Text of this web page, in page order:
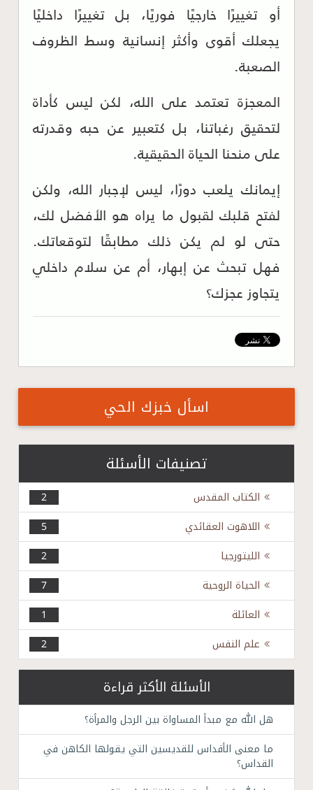
أو تغييرًا خارجيًا فوريًا، بل تغييرًا داخليًا
يجعلك أقوى وأكثر إنسانية وسط الظروف
الصعبة.
المعجزة تعتمد على الله، لكن ليس كأداة
لتحقيق رغباتنا، بل كتعبير عن حبه وقدرته
على منحنا الحياة الحقيقية.
إيمانك يلعب دورًا، ليس لإجبار الله، ولكن
لفتح قلبك لقبول ما يراه هو الأفضل لك،
حتى لو لم يكن ذلك مطابقًا لتوقعاتك.
فهل تبحث عن إبهار، أم عن سلام داخلي
يتجاوز عجزك؟
اسأل خبزك الحي
تصنيفات الأسئلة
الكتاب المقدس
2
اللاهوت العقائدي
5
الليتورجيا
2
الحياة الروحية
7
العائلة
1
علم النفس
2
الأسئلة الأكثر قراءة
هل الله مع مبدأ المساواة بين الرجل والمرأة؟
ما معنى الأقداس للقديسين التي يقولها الكاهن في
القداس؟